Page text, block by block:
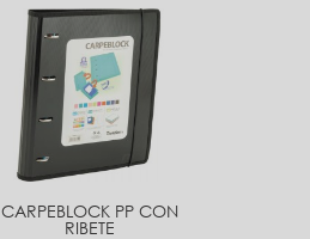
CARPEBLOCK PP CON
RIBETE